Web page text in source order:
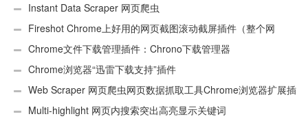
Instant Data Scraper 网页爬虫
Fireshot Chrome上好用的网页截图滚动截屏插件（整个网
页）Chrome文件下载管理插件：Chrono下载管理器
Chrome浏览器“迅雷下载支持”插件
Web Scraper 网页爬虫网页数据抓取工具Chrome浏览器扩展插
件 Multi-highlight 网页内搜索突出高亮显示关键词